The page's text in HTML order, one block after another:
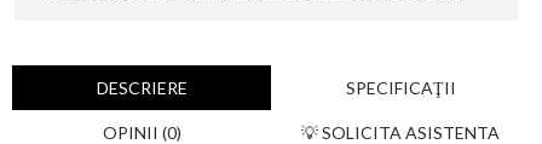
DESCRIERE SPECIFICAŢII
OPINII (0) 💡 SOLICITA ASISTENTA